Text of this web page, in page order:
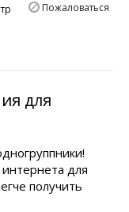
Пожаловаться
для
интернета для
получить